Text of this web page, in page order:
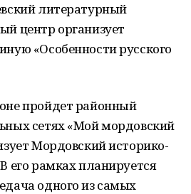
литературный
центр организует
«Особенности русского
пройдет районный
сетях «Мой мордовский
Мордовский историко-
его рамках планируется
одного из самых